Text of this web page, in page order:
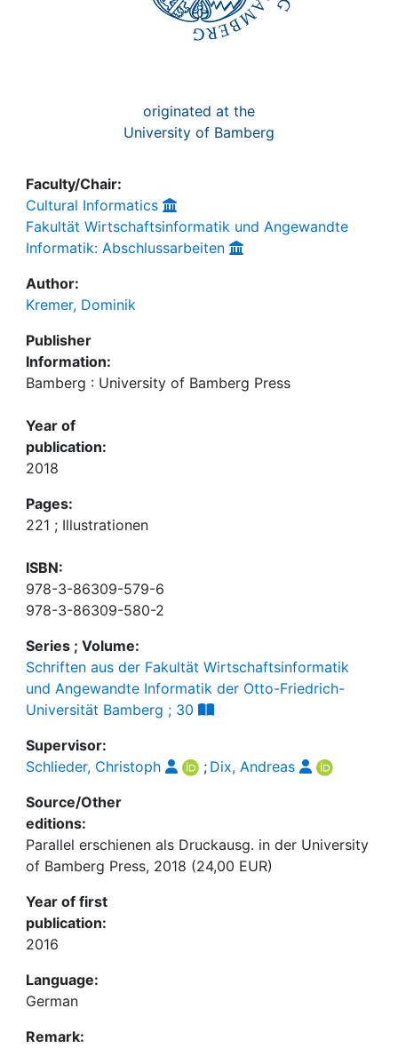
originated at the
University of Bamberg
Faculty/Chair:
Cultural Informatics
Fakultät Wirtschaftsinformatik und Angewandte
Informatik: Abschlussarbeiten
Author:
Kremer, Dominik
Publisher
Information:
Bamberg : University of Bamberg Press
Year of
publication:
2018
Pages:
221 ; Illustrationen
ISBN:
978-3-86309-579-6
978-3-86309-580-2
Series ; Volume:
Schriften aus der Fakultät Wirtschaftsinformatik
und Angewandte Informatik der Otto-Friedrich-
Universität Bamberg ; 30
Supervisor:
Schlieder, Christoph
; Dix, Andreas
Source/Other
editions:
Parallel erschienen als Druckausg. in der University
of Bamberg Press, 2018 (24,00 EUR)
Year of first
publication:
2016
Language:
German
Remark: